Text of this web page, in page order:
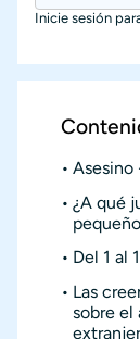
Inicie sesión
Asesino
¿A qué
Del 1 al
Las
sobre el